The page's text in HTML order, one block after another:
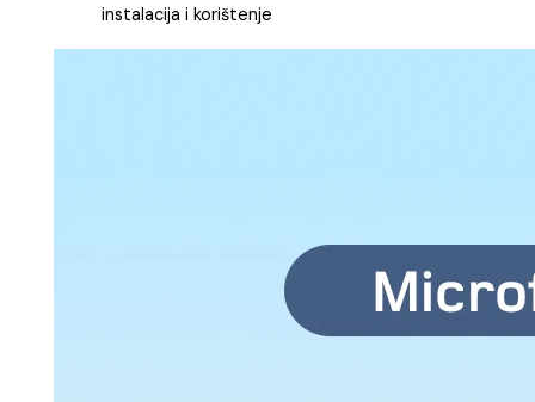
instalacija i korištenje